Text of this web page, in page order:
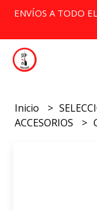
ENVÍOS A TODO
Inicio
ACCESORIOS